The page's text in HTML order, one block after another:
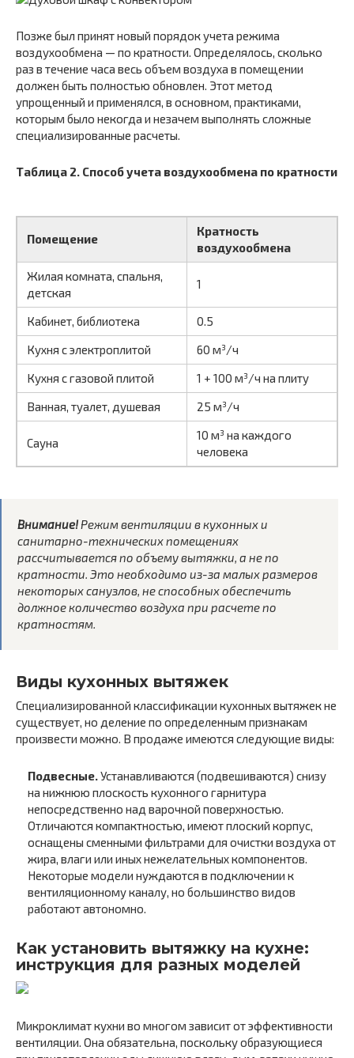
Позже был принят новый порядок учета режима
воздухообмена — по кратности. Определялось, сколько
раз в течение часа весь объем воздуха в помещении
должен быть полностью обновлен. Этот метод
упрощенный и применялся, в основном, практиками,
которым было некогда и незачем выполнять сложные
специализированные расчеты.
Таблица 2. Способ учета воздухообмена по кратности
Помещение
Кратность
воздухообмена
Жилая комната, спальня,
детская
1
Кабинет, библиотека
0.5
Кухня с электроплитой
60 м³/ч
Кухня с газовой плитой
1 + 100 м³/ч на плиту
Ванная, туалет, душевая
25 м³/ч
Сауна
10 м³ на каждого
человека
Внимание!Режим вентиляции в кухонных и
санитарно-технических помещениях
рассчитывается по объему вытяжки, а не по
кратности. Это необходимо из-за малых размеров
некоторых санузлов, не способных обеспечить
должное количество воздуха при расчете по
кратностям.
Виды кухонных вытяжек
Специализированной классификации кухонных вытяжек не
существует, но деление по определенным признакам
произвести можно. В продаже имеются следующие виды:
Подвесные.Устанавливаются (подвешиваются) снизу
на нижнюю плоскость кухонного гарнитура
непосредственно над варочной поверхностью.
Отличаются компактностью, имеют плоский корпус,
оснащены сменными фильтрами для очистки воздуха от
жира, влаги или иных нежелательных компонентов.
Некоторые модели нуждаются в подключении к
вентиляционному каналу, но большинство видов
работают автономно.
Как установить вытяжку на кухне:
инструкция для разных моделей
Микроклимат кухни во многом зависит от эффективности
вентиляции. Она обязательна, поскольку образующиеся